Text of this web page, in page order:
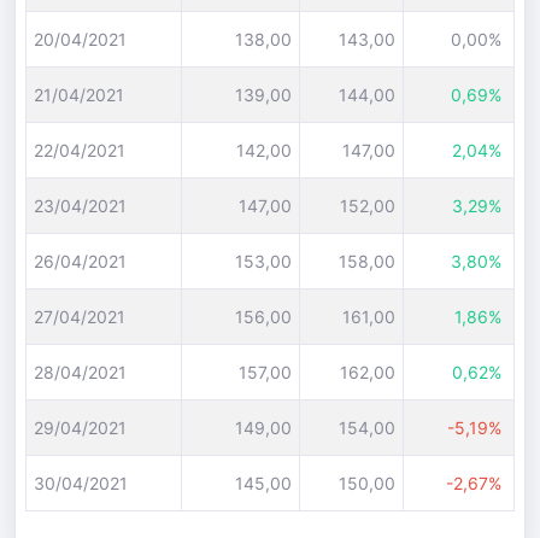
20/04/2021 138,00 143,00 0,00%
21/04/2021 139,00 144,00 0,69%
22/04/2021 142,00 147,00 2,04%
23/04/2021 147,00 152,00 3,29%
26/04/2021 153,00 158,00 3,80%
27/04/2021 156,00 161,00 1,86%
28/04/2021 157,00 162,00 0,62%
29/04/2021 149,00 154,00 -5,19%
30/04/2021 145,00 150,00 -2,67%